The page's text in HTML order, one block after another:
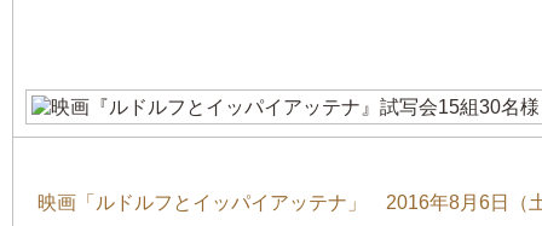
映画「ルドルフとイッパイアッテナ」 2016年8月6日（